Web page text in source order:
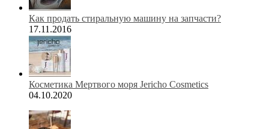
Как продать стиральную машину на запчасти?
17.11.2016
Косметика Мертвого моря Jericho Cosmetics
04.10.2020